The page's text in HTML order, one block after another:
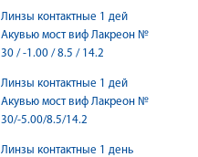
Линзы контактные 1 дей
Акувью мост виф Лакреон №
30 / -1.00 / 8.5 / 14.2
Линзы контактные 1 дей
Акувью мост виф Лакреон №
30/-5.00/8.5/14.2
Линзы контактные 1 день